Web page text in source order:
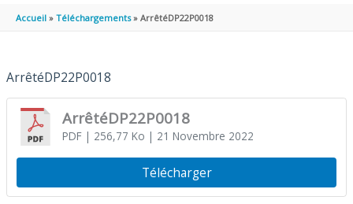
PRINCIPAL
Accueil Téléchargements ArrêtéDP22P0018
ArrêtéDP22P0018
ArrêtéDP22P0018
PDF| 256,77 Ko | 21 Novembre 2022
Télécharger